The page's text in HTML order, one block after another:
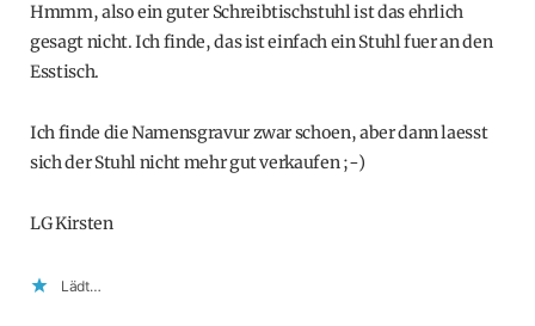
Hmmm, also ein guter Schreibtischstuhl ist das ehrlich
gesagt nicht. Ich finde, das ist einfach ein Stuhl fuer an den
Esstisch.
Ich finde die Namensgravur zwar schoen, aber dann laesst
sich der Stuhl nicht mehr gut verkaufen ;-)
LG Kirsten
Lädt…